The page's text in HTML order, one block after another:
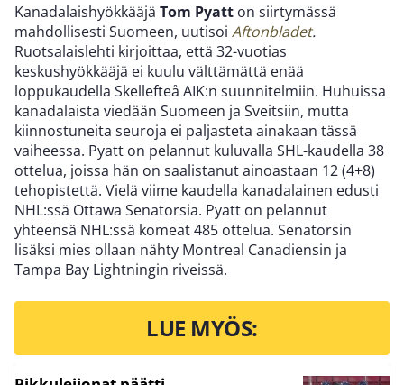
Kanadalaishyökkääjä Tom Pyatt on siirtymässä
mahdollisesti Suomeen, uutisoi Aftonbladet.
Ruotsalaislehti kirjoittaa, että 32-vuotias
keskushyökkääjä ei kuulu välttämättä enää
loppukaudella Skellefteå AIK:n suunnitelmiin. Huhuissa
kanadalaista viedään Suomeen ja Sveitsiin, mutta
kiinnostuneita seuroja ei paljasteta ainakaan tässä
vaiheessa. Pyatt on pelannut kuluvalla SHL-kaudella 38
ottelua, joissa hän on saalistanut ainoastaan 12 (4+8)
tehopistettä. Vielä viime kaudella kanadalainen edusti
NHL:ssä Ottawa Senatorsia. Pyatt on pelannut
yhteensä NHL:ssä komeat 485 ottelua. Senatorsin
lisäksi mies ollaan nähty Montreal Canadiensin ja
Tampa Bay Lightningin riveissä.
LUE MYÖS: